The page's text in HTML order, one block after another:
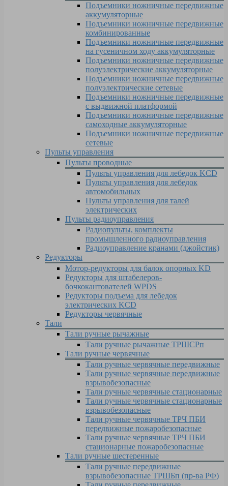
Подъемники ножничные передвижные
аккумуляторные
Подъемники ножничные передвижные
комбинированные
Подъемники ножничные передвижные
на гусеничном ходу аккумуляторные
Подъемники ножничные передвижные
полуэлектрические аккумуляторные
Подъемники ножничные передвижные
полуэлектрические сетевые
Подъемники ножничные передвижные
с выдвижной платформой
Подъемники ножничные передвижные
самоходные аккумуляторные
Подъемники ножничные передвижные
сетевые
Пульты управления
Пульты проводные
Пульты управления для лебедок KCD
Пульты управления для лебедок
автомобильных
Пульты управления для талей
электрических
Пульты радиоуправления
Радиопульты, комплекты
промышленного радиоуправления
Радиоуправление кранами (джойстик)
Редукторы
Мотор-редукторы для балок опорных KD
Редукторы для штабелеров-
бочкокантователей WPDS
Редукторы подъема для лебедок
электрических KCD
Редукторы червячные
Тали
Тали ручные рычажные
Тали ручные рычажные ТРШСРп
Тали ручные червячные
Тали ручные червячные передвижные
Тали ручные червячные передвижные
взрывобезопасные
Тали ручные червячные стационарные
Тали ручные червячные стационарные
взрывобезопасные
Тали ручные червячные ТРЧ ПБИ
передвижные пожаробезопасные
Тали ручные червячные ТРЧ ПБИ
стационарные пожаробезопасные
Тали ручные шестеренные
Тали ручные передвижные
взрывобезопасные ТРШБп (пр-ва РФ)